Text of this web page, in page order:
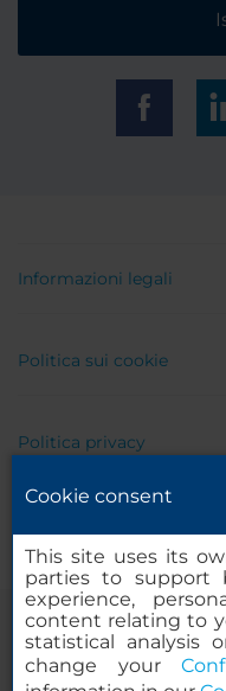
Informazioni legali
Politica sui cookie
Politica privacy
Cookie consent
This site uses its
parties to support
experience,
content relating to
statistical analysis
change your